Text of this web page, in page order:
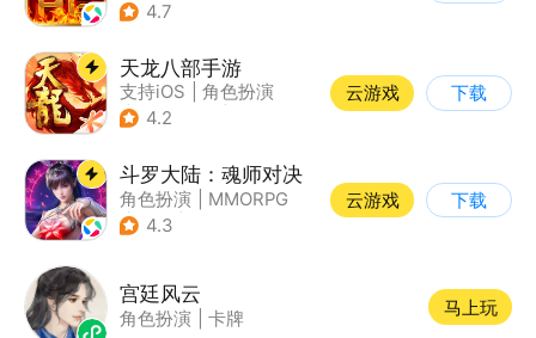
| 千人同屏
4.7
天龙八部手游
支持iOS
角色扮演
| MMORPG
4.2
云游戏 下载
斗罗大陆：魂师对决
角色扮演
MMORPG
| 奇幻
4.3
云游戏 下载
宫廷风云
角色扮演 卡牌
马上玩